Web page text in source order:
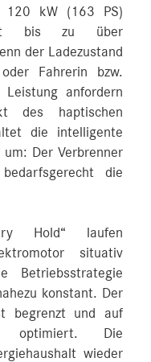
120 kW (163 PS)
bis zu über
der Ladezustand
Fahrerin bzw.
Leistung anfordern
des haptischen
die intelligente
Der Verbrenner
die
Hold“ laufen
situativ
Betriebsstrategie
konstant. Der
begrenzt und auf
optimiert. Die
wieder